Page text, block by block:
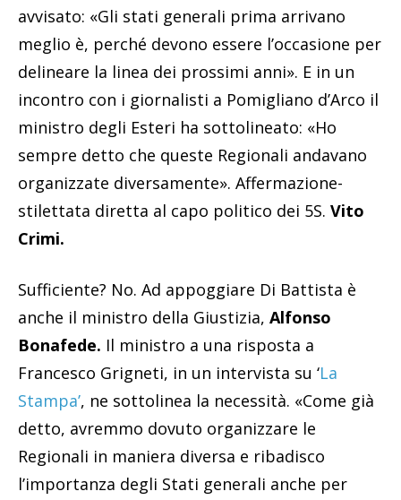
avvisato: «Gli stati generali prima arrivano
meglio è, perché devono essere l’occasione per
delineare la linea dei prossimi anni». E in un
incontro con i giornalisti a Pomigliano d’Arco il
ministro degli Esteri ha sottolineato: «Ho
sempre detto che queste Regionali andavano
organizzate diversamente». Affermazione-
stilettata diretta al capo politico dei 5S. Vito
Crimi.
Sufficiente? No. Ad appoggiare Di Battista è
anche il ministro della Giustizia, Alfonso
Bonafede. Il ministro a una risposta a
Francesco Grigneti, in un intervista su ‘La
Stampa’, ne sottolinea la necessità. «Come già
detto, avremmo dovuto organizzare le
Regionali in maniera diversa e ribadisco
l’importanza degli Stati generali anche per